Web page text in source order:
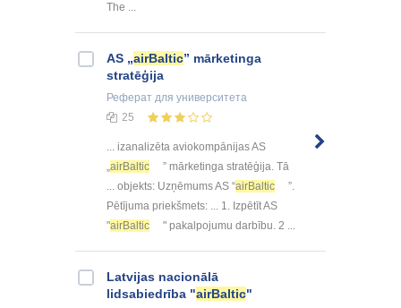
The ...
AS „airBaltic” mārketinga
stratēģija
Реферат для университета
25
... izanalizēta aviokompānijas AS
„airBaltic
” mārketinga stratēģija. Tā
... objekts: Uzņēmums AS “airBaltic
”.
Pētījuma priekšmets: ... 1. Izpētīt AS
"airBaltic " pakalpojumu darbību. 2 ...
Latvijas nacionālā
lidsabiedrība "airBaltic"